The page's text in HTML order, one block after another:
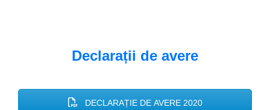
Declarații de avere
DECLARAȚIE DE AVERE 2020